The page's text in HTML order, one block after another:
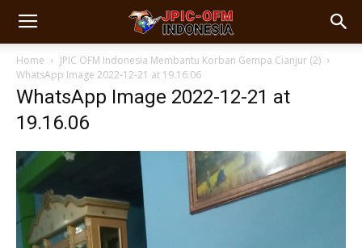
Home
JPIC OFM Indonesia Membantu Korban Gempa Cianjur (2)
WhatsApp Image 2022-12-21 at 19.16.06
WhatsApp Image 2022-12-21 at
19.16.06